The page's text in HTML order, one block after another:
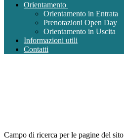
Orientamento
Orientamento in Entrata
Prenotazioni Open Day
Orientamento in Uscita
Informazioni utili
Contatti
Campo di ricerca per le pagine del sito